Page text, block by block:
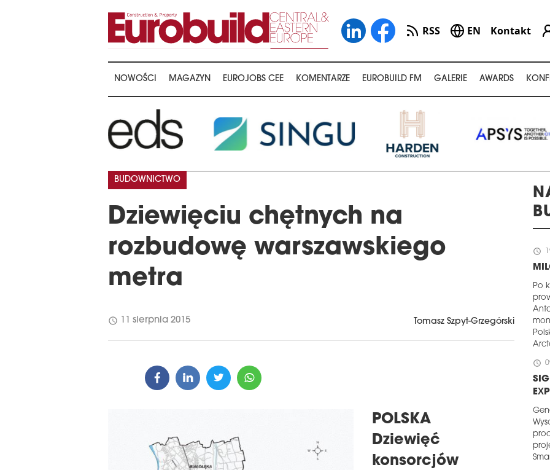
RSS EN Kontakt
NOWOŚCI MAGAZYN EUROJOBS CEE KOMENTARZE EUROBUILD FM GALERIE AWARDS
Dziewięciu chętnych na
rozbudowę warszawskiego
metra
BUDOWNICTWO
schedule 11 sierpnia 2015 Tomasz Szpyt-Grzegórski
POLSKA
Dziewięć
konsorcjów
schedule
Po
schedule